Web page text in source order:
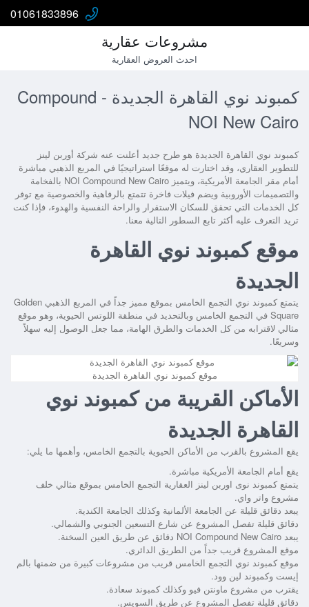
01061833896
مشروعات عقارية
احدث العروض العقارية
كمبوند نوي القاهرة الجديدة - Compound
NOI New Cairo
كمبوند نوي القاهرة الجديدة هو طرح جديد أعلنت عنه شركة أوربن لينز
للتطوير العقاري، وقد اختارت له موقعًا استراتيجيًا في المربع الذهبي مباشرة
أمام مقر الجامعة الأمريكية، ويتميز NOI Compound New Cairo بالفخامة
والتصميمات الأوروبية ويضم فيلات فاخرة تتمتع بالرفاهية والخصوصية مع توفر
كل الخدمات التي تحقق للسكان الاستقرار والراحة النفسية والهدوء، فإذا كنت
تريد التعرف عليه أكثر تابع السطور التالية معنا.
موقع كمبوند نوي القاهرة
الجديدة
يتمتع كمبوند نوي التجمع الخامس بموقع مميز جداً
في المربع الذهبي Golden
Square في التجمع الخامس وبالتحديد في منطقة اللوتس الحيوية، وهو موقع
مثالي لاقترابه من كل الخدمات والطرق الهامة، مما جعل الوصول إليه سهلاً
وسريعًا.
موقع كمبوند نوي القاهرة الجديدة
الأماكن القريبة من كمبوند نوي
القاهرة الجديدة
يقع المشروع بالقرب من الأماكن الحيوية بالتجمع الخامس، وأهمها ما يلي:
يقع أمام الجامعة الأمريكية مباشرة.
يتمتع كمبوند نوى اوربن لينز العقارية التجمع الخامس بموقع مثالي خلف
مشروع واتر واي.
يبعد دقائق قليلة عن الجامعة الألمانية وكذلك الجامعة الكندية.
دقائق قليلة تفصل المشروع عن شارع التسعين الجنوبي والشمالي.
يبعد NOI Compound New Cairo دقائق عن طريق العين السخنة.
موقع المشروع قريب جداً من الطريق الدائري.
موقع كمبوند نوي التجمع الخامس قريب من مشروعات كبيرة من ضمنها بالم
إيست وكمبوند لين وود.
يقترب من مشروع ماونتن فيو وكذلك كمبوند سعادة.
دقائق قليلة تفصل المشروع عن طريق السويس.